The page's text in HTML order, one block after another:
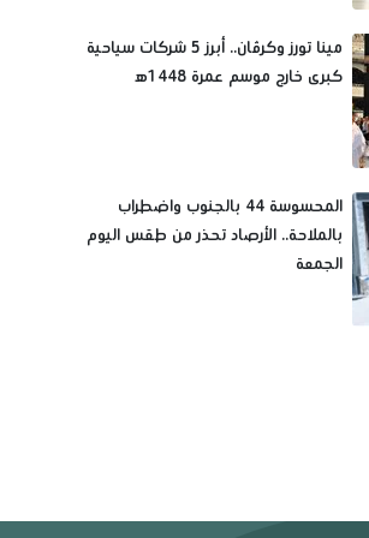
مينا تورز وكرڤان.. أبرز 5 شركات سياحية
كبرى خارج موسم عمرة 1448ه‍
المحسوسة 44 بالجنوب واضطراب
بالملاحة.. الأرصاد تحذر من طقس اليوم
الجمعة